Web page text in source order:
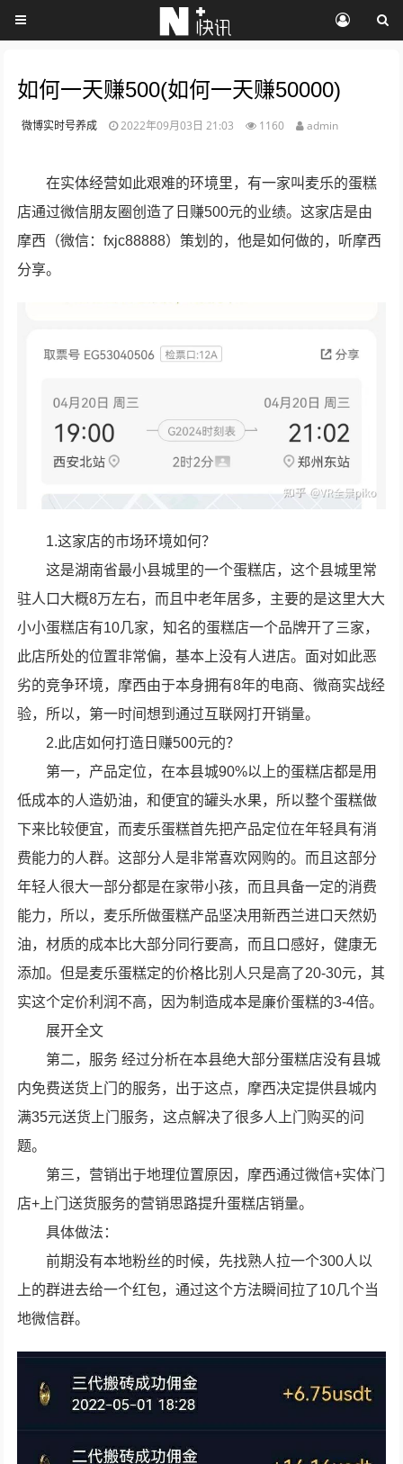
如何一天赚500(如何一天赚50000)
微博实时号养成 2022年09月03日 21:03 1160 admin
在实体经营如此艰难的环境里，有一家叫麦乐的蛋糕
店通过微信朋友圈创造了日赚500元的业绩。这家店是由
摩西（微信：fxjc88888）策划的，他是如何做的，听摩西
分享。
1.这家店的市场环境如何？
这是湖南省最小县城里的一个蛋糕店，这个县城里常
驻人口大概8万左右，而且中老年居多，主要的是这里大大
小小蛋糕店有10几家，知名的蛋糕店一个品牌开了三家，
此店所处的位置非常偏，基本上没有人进店。面对如此恶
劣的竞争环境，摩西由于本身拥有8年的电商、微商实战经
验，所以，第一时间想到通过互联网打开销量。
2.此店如何打造日赚500元的？
第一，产品定位，在本县城90%以上的蛋糕店都是用
低成本的人造奶油，和便宜的罐头水果，所以整个蛋糕做
下来比较便宜，而麦乐蛋糕首先把产品定位在年轻具有消
费能力的人群。这部分人是非常喜欢网购的。而且这部分
年轻人很大一部分都是在家带小孩，而且具备一定的消费
能力，所以，麦乐所做蛋糕产品坚决用新西兰进口天然奶
油，材质的成本比大部分同行要高，而且口感好，健康无
添加。但是麦乐蛋糕定的价格比别人只是高了20-30元，其
实这个定价利润不高，因为制造成本是廉价蛋糕的3-4倍。
展开全文
第二，服务 经过分析在本县绝大部分蛋糕店没有县城
内免费送货上门的服务，出于这点，摩西决定提供县城内
满35元送货上门服务，这点解决了很多人上门购买的问
题。
第三，营销出于地理位置原因，摩西通过微信+实体门
店+上门送货服务的营销思路提升蛋糕店销量。
具体做法：
前期没有本地粉丝的时候，先找熟人拉一个300人以
上的群进去给一个红包，通过这个方法瞬间拉了10几个当
地微信群。